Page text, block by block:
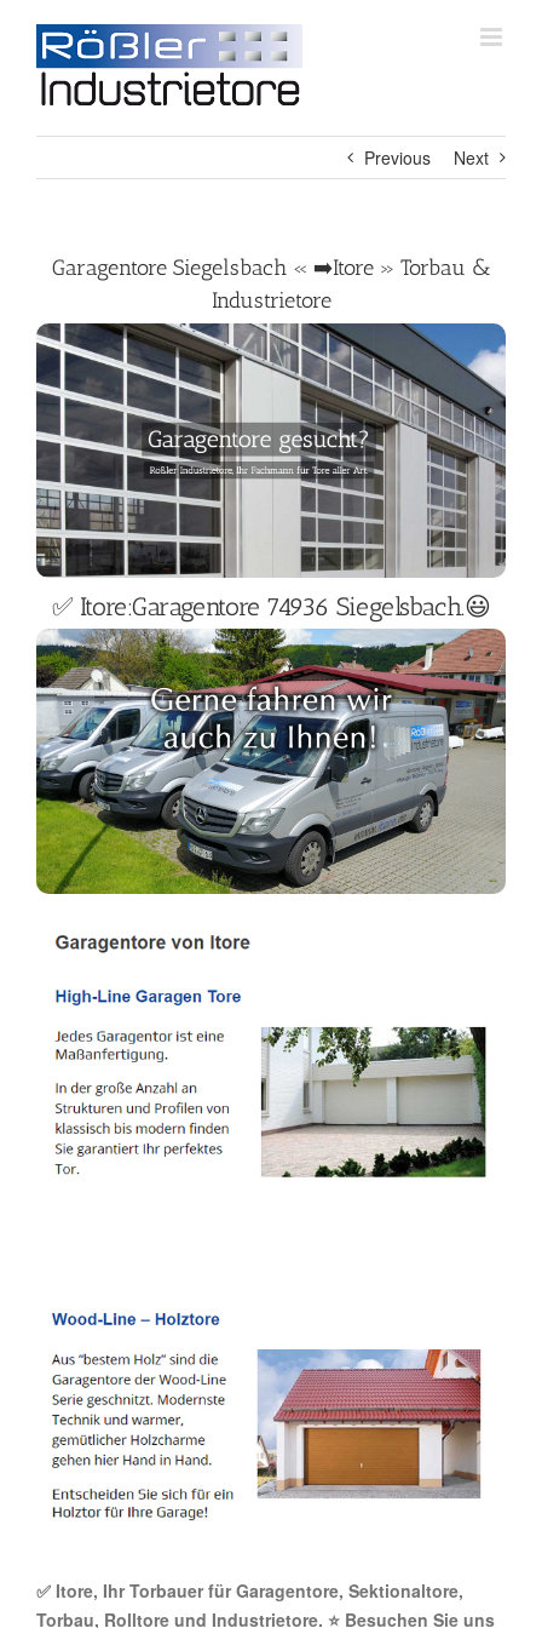
content
Previous Next
Garagentore Siegelsbach « ➡️Itore » Torbau &
Industrietore
✅ Itore:Garagentore 74936 Siegelsbach.😃
✅ Itore, Ihr Torbauer für Garagentore, Sektionaltore,
Torbau, Rolltore und Industrietore. ⭐ Besuchen Sie uns